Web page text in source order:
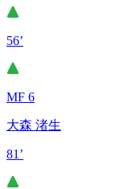
56’
MF 6
大森 渚生
81’